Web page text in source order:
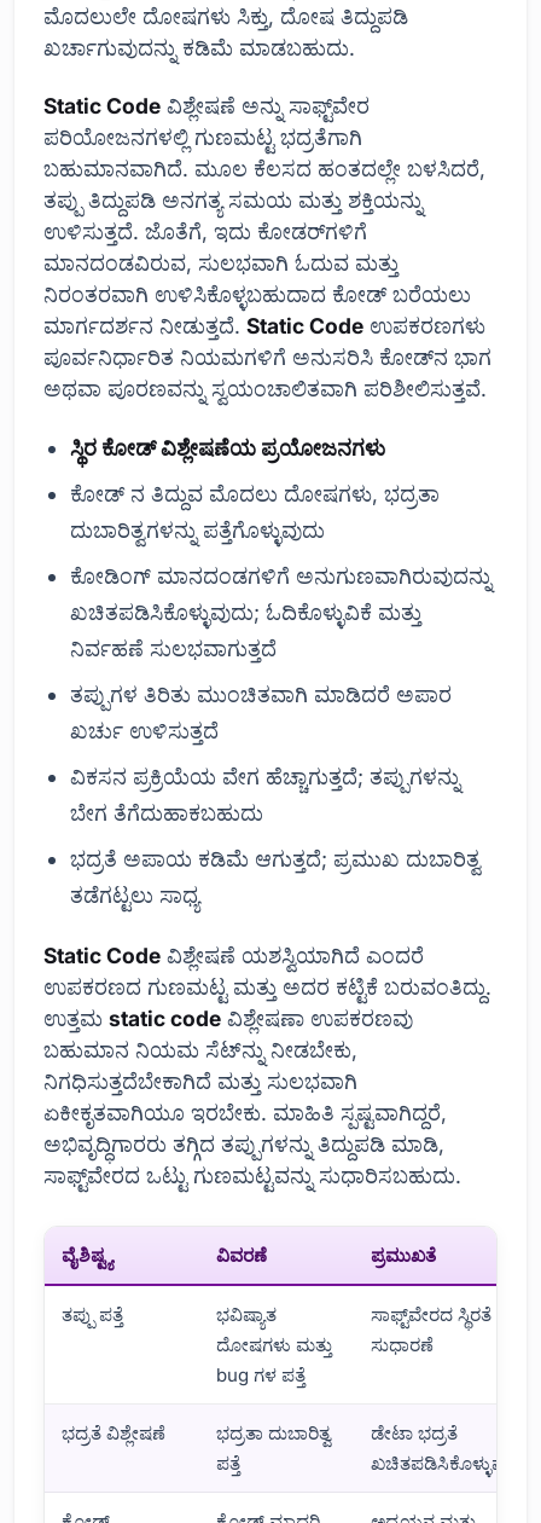
ಮೊದಲುಲೇ ದೋಷಗಳು ಸಿಕ್ತು, ದೋಷ ತಿದ್ದುಪಡಿ
ಖರ್ಚಾಗುವುದನ್ನು ಕಡಿಮೆ ಮಾಡಬಹುದು.
Static Code ವಿಶ್ಲೇಷಣೆ ಅನ್ನು ಸಾಫ್ಟ್‌ವೇರ
ಪರಿಯೋಜನಗಳಲ್ಲಿ ಗುಣಮಟ್ಟ ಭದ್ರತೆಗಾಗಿ
ಬಹುಮಾನವಾಗಿದೆ. ಮೂಲ ಕೆಲಸದ ಹಂತದಲ್ಲೇ ಬಳಸಿದರೆ,
ತಪ್ಪು ತಿದ್ದುಪಡಿ ಅನಗತ್ಯ ಸಮಯ ಮತ್ತು ಶಕ್ತಿಯನ್ನು
ಉಳಿಸುತ್ತದೆ. ಜೊತೆಗೆ, ಇದು ಕೋಡರ್‌ಗಳಿಗೆ
ಮಾನದಂಡವಿರುವ, ಸುಲಭವಾಗಿ ಓದುವ ಮತ್ತು
ನಿರಂತರವಾಗಿ ಉಳಿಸಿಕೊಳ್ಳಬಹುದಾದ ಕೋಡ್ ಬರೆಯಲು
ಮಾರ್ಗದರ್ಶನ ನೀಡುತ್ತದೆ. Static Code ಉಪಕರಣಗಳು
ಪೂರ್ವನಿರ್ಧಾರಿತ ನಿಯಮಗಳಿಗೆ ಅನುಸರಿಸಿ ಕೋಡ್‌ನ ಭಾಗ
ಅಥವಾ ಪೂರಣವನ್ನು ಸ್ವಯಂಚಾಲಿತವಾಗಿ ಪರಿಶೀಲಿಸುತ್ತವೆ.
ಸ್ಥಿರ ಕೋಡ್ ವಿಶ್ಲೇಷಣೆಯ ಪ್ರಯೋಜನಗಳು
ಕೋಡ್ ನ ತಿದ್ದುವ ಮೊದಲು ದೋಷಗಳು, ಭದ್ರತಾ
ದುಬಾರಿತ್ವಗಳನ್ನು ಪತ್ತೆಗೊಳ್ಳುವುದು
ಕೋಡಿಂಗ್ ಮಾನದಂಡಗಳಿಗೆ ಅನುಗುಣವಾಗಿರುವುದನ್ನು
ಖಚಿತಪಡಿಸಿಕೊಳ್ಳುವುದು; ಓದಿಕೊಳ್ಳುವಿಕೆ ಮತ್ತು
ನಿರ್ವಹಣೆ ಸುಲಭವಾಗುತ್ತದೆ
ತಪ್ಪುಗಳ ತಿರಿತು ಮುಂಚಿತವಾಗಿ ಮಾಡಿದರೆ ಅಪಾರ
ಖರ್ಚು ಉಳಿಸುತ್ತದೆ
ವಿಕಸನ ಪ್ರಕ್ರಿಯೆಯ ವೇಗ ಹೆಚ್ಚಾಗುತ್ತದೆ; ತಪ್ಪುಗಳನ್ನು
ಬೇಗ ತೆಗೆದುಹಾಕಬಹುದು
ಭದ್ರತೆ ಅಪಾಯ ಕಡಿಮೆ ಆಗುತ್ತದೆ; ಪ್ರಮುಖ ದುಬಾರಿತ್ವ
ತಡೆಗಟ್ಟಲು ಸಾಧ್ಯ
Static Code ವಿಶ್ಲೇಷಣೆ ಯಶಸ್ವಿಯಾಗಿದೆ ಎಂದರೆ
ಉಪಕರಣದ ಗುಣಮಟ್ಟ ಮತ್ತು ಅದರ ಕಟ್ಟಿಕೆ ಬರುವಂತಿದ್ದು.
ಉತ್ತಮ static code ವಿಶ್ಲೇಷಣಾ ಉಪಕರಣವು
ಬಹುಮಾನ ನಿಯಮ ಸೆಟ್‌ನ್ನು ನೀಡಬೇಕು,
ನಿಗಧಿಸುತ್ತದೆಬೇಕಾಗಿದೆ ಮತ್ತು ಸುಲಭವಾಗಿ
ಏಕೀಕೃತವಾಗಿಯೂ ಇರಬೇಕು. ಮಾಹಿತಿ ಸ್ಪಷ್ಟವಾಗಿದ್ದರೆ,
ಅಭಿವೃದ್ಧಿಗಾರರು ತಗ್ಗಿದ ತಪ್ಪುಗಳನ್ನು ತಿದ್ದುಪಡಿ ಮಾಡಿ,
ಸಾಫ್ಟ್‌ವೇರದ ಒಟ್ಟು ಗುಣಮಟ್ಟವನ್ನು ಸುಧಾರಿಸಬಹುದು.
ವೈಶಿಷ್ಟ್ಯ ವಿವರಣೆ ಪ್ರಮುಖತೆ
ತಪ್ಪು ಪತ್ತೆ
ಭವಿಷ್ಯಾತ
ದೋಷಗಳು ಮತ್ತು
bug ಗಳ ಪತ್ತೆ
ಸಾಫ್ಟ್‌ವೇರದ ಸ್ಥಿರತೆ
ಸುಧಾರಣೆ
ಭದ್ರತೆ ವಿಶ್ಲೇಷಣೆ
ಭದ್ರತಾ ದುಬಾರಿತ್ವ
ಪತ್ತೆ
ಡೇಟಾ ಭದ್ರತೆ
ಖಚಿತಪಡಿಸಿಕೊಳ್ಳುವುದು